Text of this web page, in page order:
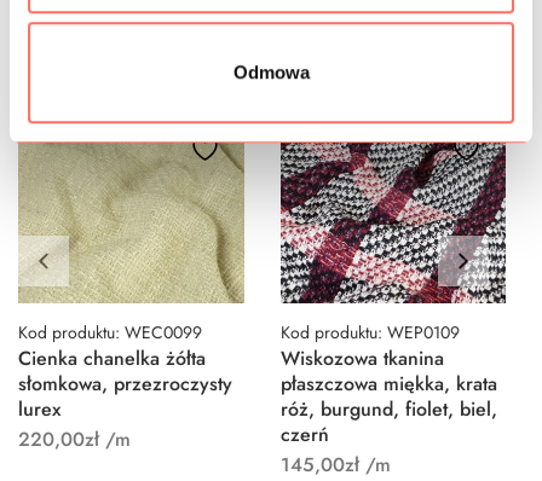
Odmowa
Kod produktu: WEC0099
Cienka chanelka żółta
słomkowa, przezroczysty
lurex
220,00zł/m
Kod produktu: WEP0109
Wiskozowa tkanina
płaszczowa miękka, krata
róż, burgund, fiolet, biel,
czerń
145,00zł/m